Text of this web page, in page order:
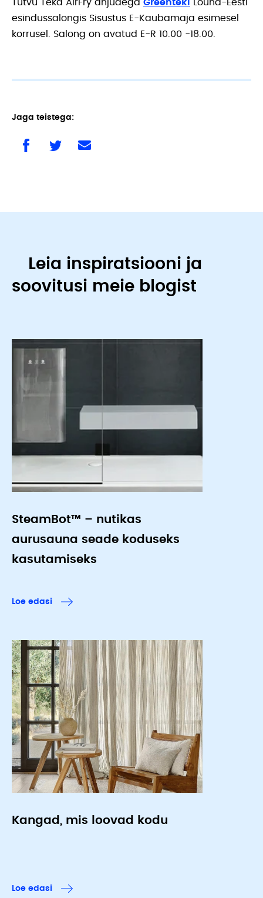
Tutvu Teka AirFry ahjudega Greenteki
Lõuna-Eesti
esindussalongis Sisustus E-Kaubamaja esimesel
korrusel. Salong on avatud E-R 10.00 -18.00.
Jaga teistega:
Leia inspiratsiooni ja
soovitusi meie blogist
SteamBot™ – nutikas
aurusauna seade koduseks
kasutamiseks
Loe edasi
Kangad, mis loovad kodu
Loe edasi